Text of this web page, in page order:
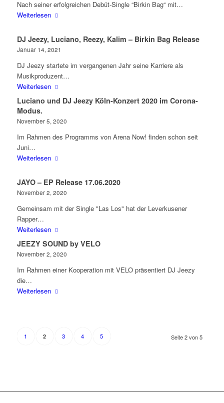
Nach seiner erfolgreichen Debüt-Single “Birkin Bag“ mit…
Weiterlesen
DJ Jeezy, Luciano, Reezy, Kalim – Birkin Bag Release
Januar 14, 2021
DJ Jeezy startete im vergangenen Jahr seine Karriere als
Musikproduzent…
Weiterlesen
Luciano und DJ Jeezy Köln-Konzert 2020 im Corona-
Modus.
November 5, 2020
Im Rahmen des Programms von Arena Now! finden schon seit
Juni…
Weiterlesen
JAYO – EP Release 17.06.2020
November 2, 2020
Gemeinsam mit der Single "Las Los" hat der Leverkusener
Rapper…
Weiterlesen
JEEZY SOUND by VELO
November 2, 2020
Im Rahmen einer Kooperation mit VELO präsentiert DJ Jeezy
die…
Weiterlesen
Seite 2 von 5
1 2 3 4 5